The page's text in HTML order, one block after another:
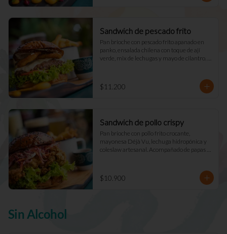
Sandwich de pescado frito
Pan brioche con pescado frito apanado en
panko, ensalada chilena con toque de ají
verde, mix de lechugas y mayo de cilantro.
$11.200
Sandwich de pollo crispy
Pan brioche con pollo frito crocante,
mayonesa Déjà Vu, lechuga hidropónica y
coleslaw artesanal. Acompañado de papas
$10.900
Sin Alcohol